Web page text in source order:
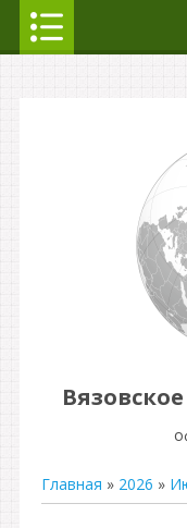
Главная » 2026 »